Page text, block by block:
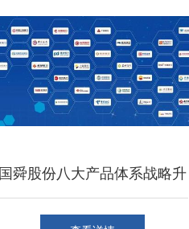
国舜股份八大产品体系战略升
级，强势守护网络安全新征程